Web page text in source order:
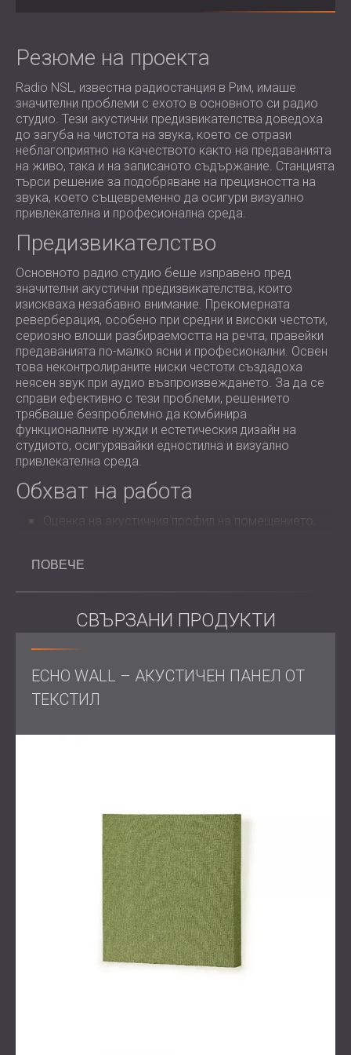
ЗАЛИ
ЗВУКОИЗОЛАЦИОННИ И АКУСТИЧНИ
РЕШЕНИЯ ЗА ТЪРГОВСКИ ПОМЕЩЕНИЯ
ЗВУКОИЗОЛАЦИЯ И АКУСТИКА НА
УЧЕБНИ ЗАВЕДЕНИЯ
ШУМОИЗОЛАЦИЯ И АКУСТИКА ЗА
ЗДРАВНИЯ СЕКТОР
ЗВУКОИЗОЛАЦИОННИ И АКУСТИЧНИ
РЕШЕНИЯ ЗА АУДИОЛОГИЧНИЯ
СЕКТОР
ЗВУКОИЗОЛАЦИОННИ И АКУСТИЧНИ
РЕШЕНИЯ ЗА ЦЕНТРОВЕ ЗА ДАННИ
РОССИЯ (RU)
SOUTH AFRICA (ZA)
Резюме на проекта
Radio NSL, известна радиостанция в Рим, имаше
значителни проблеми с ехото в основното си радио
студио. Тези акустични предизвикателства доведоха
до загуба на чистота на звука, което се отрази
неблагоприятно на качеството както на предаванията
на живо, така и на записаното съдържание. Станцията
търси решение за подобряване на прецизността на
звука, което същевременно да осигури визуално
привлекателна и професионална среда.
Предизвикателство
Основното радио студио беше изправено пред
значителни акустични предизвикателства, които
изискваха незабавно внимание. Прекомерната
реверберация, особено при средни и високи честоти,
сериозно влоши разбираемостта на речта, правейки
предаванията по-малко ясни и професионални. Освен
това неконтролираните ниски честоти създадоха
неясен звук при аудио възпроизвеждането. За да се
справи ефективно с тези проблеми, решението
трябваше безпроблемно да комбинира
функционалните нужди и естетическия дизайн на
студиото, осигурявайки едностилна и визуално
привлекателна среда.
Обхват на работа
Оценка на акустичния профил на помещението,
управление на широк честотен спектър.
Решение
реверберация, инсталирахме
текстилни панели Echo Wall
WAVO панелипо стените и тавана. Тези панели бяха
оптимизират звукопоглъщането в широк честотен
стратегически поставихме
P Bass Traps
стаята. Тези продукти значително подобриха яснотата
на баса, осигурявайки балансирано аудио
Комбинацията от тези продукти доведе до акустично
превъзходно пространство, което позволи на Radio
NSL да излъчва ясни предавания с професионално
Акустична обработка за
ПОВЕЧЕ
СВЪРЗАНИ ПРОДУКТИ
ECHO WALL – АКУСТИЧЕН ПАНЕЛ ОТ
ТЕКСТИЛ